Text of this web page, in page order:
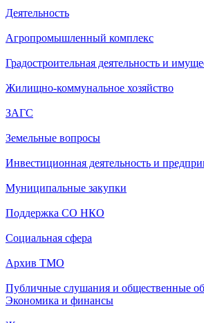
Деятельность
Агропромышленный комплекс
Градостроительная деятельность и
Жилищно-коммунальное хозяйство
ЗАГС
Земельные вопросы
Инвестиционная деятельность и
Муниципальные закупки
Поддержка СО НКО
Социальная сфера
Архив ТМО
Публичные слушания и общественные
Экономика и финансы